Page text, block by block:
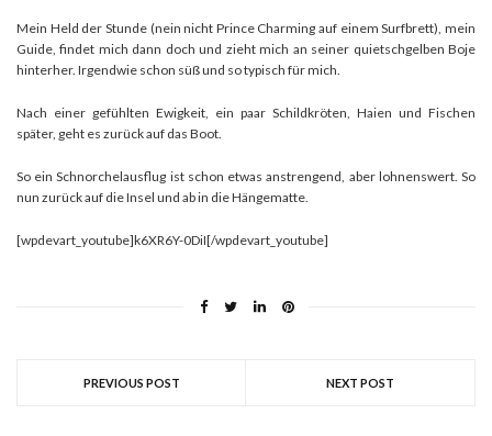
Mein Held der Stunde (nein nicht Prince Charming auf einem Surfbrett), mein
Guide, findet mich dann doch und zieht mich an seiner quietschgelben Boje
hinterher. Irgendwie schon süß und so typisch für mich.
Nach einer gefühlten Ewigkeit, ein paar Schildkröten, Haien und Fischen
später, geht es zurück auf das Boot.
So ein Schnorchelausflug ist schon etwas anstrengend, aber lohnenswert. So
nun zurück auf die Insel und ab in die Hängematte.
[wpdevart_youtube]k6XR6Y-0DiI[/wpdevart_youtube]
PREVIOUS POST NEXT POST